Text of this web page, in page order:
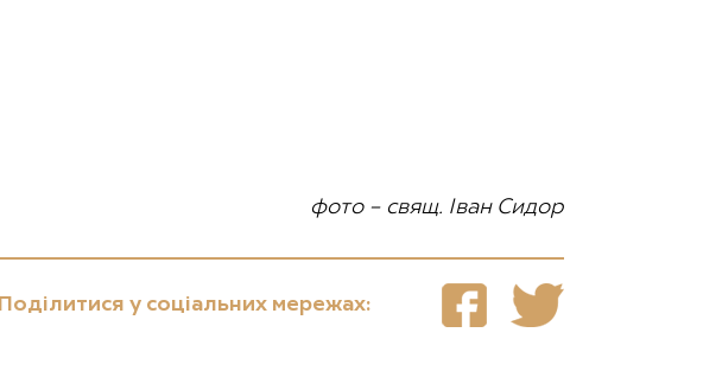
фото – свящ. Іван Сидор
Поділитися у соціальних мережах: